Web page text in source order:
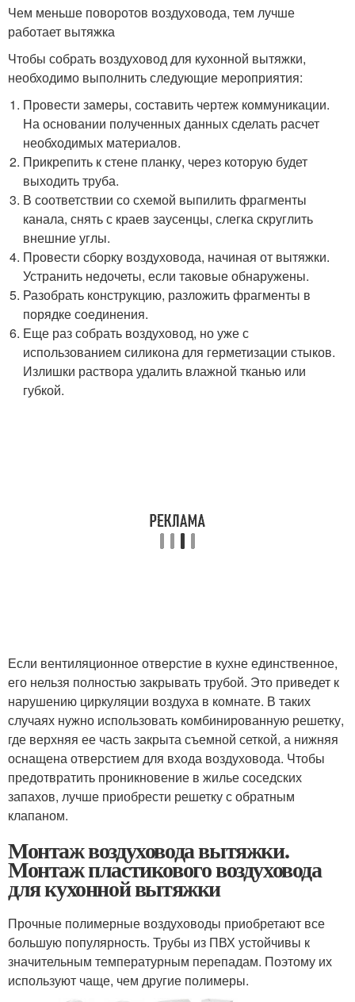
Чем меньше поворотов воздуховода, тем лучше
работает вытяжка
Чтобы собрать воздуховод для кухонной вытяжки,
необходимо выполнить следующие мероприятия:
Провести замеры, составить чертеж коммуникации.
На основании полученных данных сделать расчет
необходимых материалов.
Прикрепить к стене планку, через которую будет
выходить труба.
В соответствии со схемой выпилить фрагменты
канала, снять с краев заусенцы, слегка скруглить
внешние углы.
Провести сборку воздуховода, начиная от вытяжки.
Устранить недочеты, если таковые обнаружены.
Разобрать конструкцию, разложить фрагменты в
порядке соединения.
Еще раз собрать воздуховод, но уже с
использованием силикона для герметизации стыков.
Излишки раствора удалить влажной тканью или
губкой.
Если вентиляционное отверстие в кухне единственное,
его нельзя полностью закрывать трубой. Это приведет к
нарушению циркуляции воздуха в комнате. В таких
случаях нужно использовать комбинированную решетку,
где верхняя ее часть закрыта съемной сеткой, а нижняя
оснащена отверстием для входа воздуховода. Чтобы
предотвратить проникновение в жилье соседских
запахов, лучше приобрести решетку с обратным
клапаном.
Монтаж воздуховода вытяжки.
Монтаж пластикового воздуховода
для кухонной вытяжки
Прочные полимерные воздуховоды приобретают все
большую популярность. Трубы из ПВХ устойчивы к
значительным температурным перепадам. Поэтому их
используют чаще, чем другие полимеры.